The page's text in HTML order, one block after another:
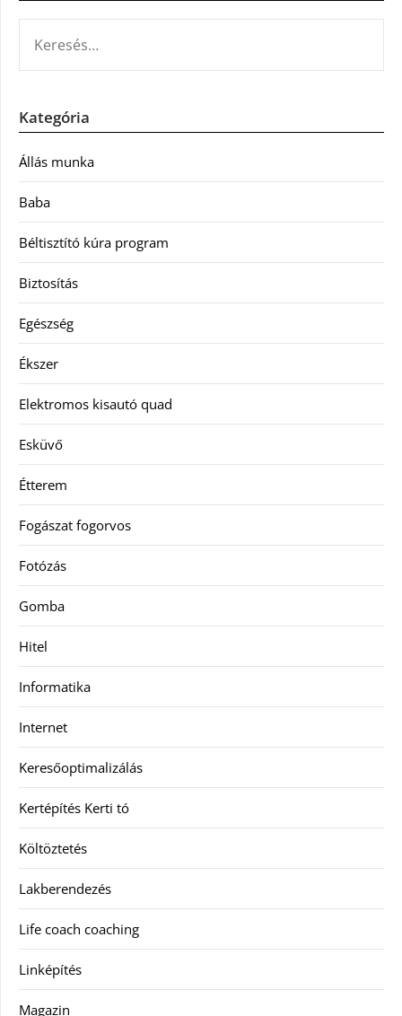
Kategória
Állás munka
Baba
Béltisztító kúra program
Biztosítás
Egészség
Ékszer
Elektromos kisautó quad
Esküvő
Étterem
Fogászat fogorvos
Fotózás
Gomba
Hitel
Informatika
Internet
Keresőoptimalizálás
Kertépítés Kerti tó
Költöztetés
Lakberendezés
Life coach coaching
Linképítés
Magazin